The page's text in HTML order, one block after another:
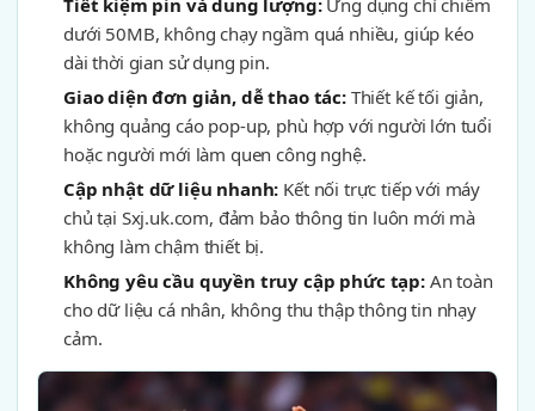
Tiết kiệm pin và dung lượng:Ứng dụng chỉ chiếm
dưới 50MB, không chạy ngầm quá nhiều, giúp kéo
dài thời gian sử dụng pin.
Giao diện đơn giản, dễ thao tác:Thiết kế tối giản,
không quảng cáo pop-up, phù hợp với người lớn tuổi
hoặc người mới làm quen công nghệ.
Cập nhật dữ liệu nhanh: Kết nối trực tiếp với máy
chủ tại Sxj.uk.com, đảm bảo thông tin luôn mới mà
không làm chậm thiết bị.
Không yêu cầu quyền truy cập phức tạp:An toàn
cho dữ liệu cá nhân, không thu thập thông tin nhạy
cảm.